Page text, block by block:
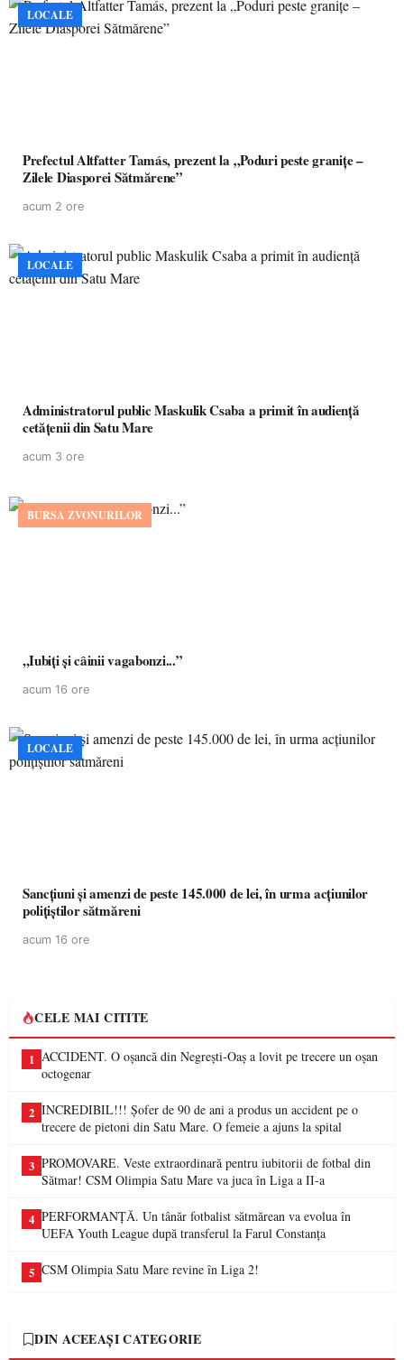
LOCALE
Prefectul Altfatter Tamás, prezent la „Poduri peste granițe –
Zilele Diasporei Sătmărene”
acum 2 ore
LOCALE
Administratorul public Maskulik Csaba a primit în audiență
cetățenii din Satu Mare
acum 3 ore
BURSA ZVONURILOR
,,Iubiți și câinii vagabonzi...”
acum 16 ore
LOCALE
Sancțiuni și amenzi de peste 145.000 de lei, în urma acțiunilor
polițiștilor sătmăreni
acum 16 ore
CELE MAI CITITE
1 ACCIDENT. O oșancă din Negrești-Oaș a lovit pe trecere un oșan
octogenar
2 INCREDIBIL!!! Șofer de 90 de ani a produs un accident pe o
trecere de pietoni din Satu Mare. O femeie a ajuns la spital
3 PROMOVARE. Veste extraordinară pentru iubitorii de fotbal din
Sătmar! CSM Olimpia Satu Mare va juca în Liga a II-a
4 PERFORMANȚĂ. Un tânăr fotbalist sătmărean va evolua în
UEFA Youth League după transferul la Farul Constanța
5 CSM Olimpia Satu Mare revine în Liga 2!
DIN ACEEAȘI CATEGORIE